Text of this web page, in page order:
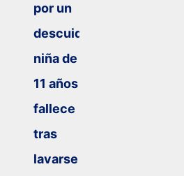
por un
descuido:
niña de
11 años
fallece
tras
lavarse